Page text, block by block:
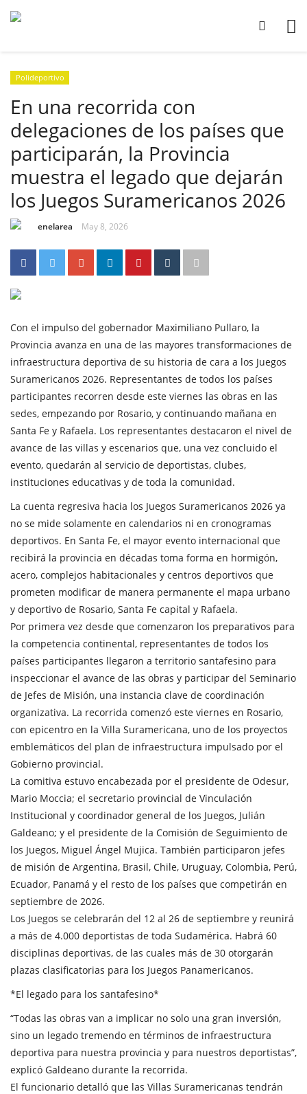
Polideportivo
En una recorrida con
delegaciones de los países que
participarán, la Provincia
muestra el legado que dejarán
los Juegos Suramericanos 2026
enelarea May 8, 2026
Con el impulso del gobernador Maximiliano Pullaro, la
Provincia avanza en una de las mayores transformaciones de
infraestructura deportiva de su historia de cara a los Juegos
Suramericanos 2026. Representantes de todos los países
participantes recorren desde este viernes las obras en las
sedes, empezando por Rosario, y continuando mañana en
Santa Fe y Rafaela. Los representantes destacaron el nivel de
avance de las villas y escenarios que, una vez concluido el
evento, quedarán al servicio de deportistas, clubes,
instituciones educativas y de toda la comunidad.
La cuenta regresiva hacia los Juegos Suramericanos 2026 ya
no se mide solamente en calendarios ni en cronogramas
deportivos. En Santa Fe, el mayor evento internacional que
recibirá la provincia en décadas toma forma en hormigón,
acero, complejos habitacionales y centros deportivos que
prometen modificar de manera permanente el mapa urbano
y deportivo de Rosario, Santa Fe capital y Rafaela.
Por primera vez desde que comenzaron los preparativos para
la competencia continental, representantes de todos los
países participantes llegaron a territorio santafesino para
inspeccionar el avance de las obras y participar del Seminario
de Jefes de Misión, una instancia clave de coordinación
organizativa. La recorrida comenzó este viernes en Rosario,
con epicentro en la Villa Suramericana, uno de los proyectos
emblemáticos del plan de infraestructura impulsado por el
Gobierno provincial.
La comitiva estuvo encabezada por el presidente de Odesur,
Mario Moccia; el secretario provincial de Vinculación
Institucional y coordinador general de los Juegos, Julián
Galdeano; y el presidente de la Comisión de Seguimiento de
los Juegos, Miguel Ángel Mujica. También participaron jefes
de misión de Argentina, Brasil, Chile, Uruguay, Colombia, Perú,
Ecuador, Panamá y el resto de los países que competirán en
septiembre de 2026.
Los Juegos se celebrarán del 12 al 26 de septiembre y reunirá
a más de 4.000 deportistas de toda Sudamérica. Habrá 60
disciplinas deportivas, de las cuales más de 30 otorgarán
plazas clasificatorias para los Juegos Panamericanos.
*El legado para los santafesino*
“Todas las obras van a implicar no solo una gran inversión,
sino un legado tremendo en términos de infraestructura
deportiva para nuestra provincia y para nuestros deportistas”,
explicó Galdeano durante la recorrida.
El funcionario detalló que las Villas Suramericanas tendrán